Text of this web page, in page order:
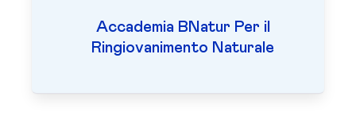
Accademia BNatur Per il
Ringiovanimento Naturale